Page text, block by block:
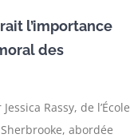
l’importance
des
Rassy, de l’École
abordée